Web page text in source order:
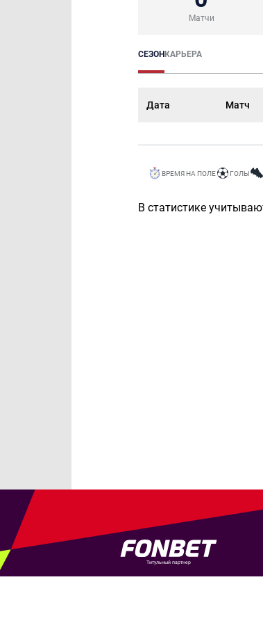
Матчи
СЕЗОНКАРЬЕРА
Дата Матч
ВРЕМЯ НА ПОЛЕ ГОЛЫ
В статистике
Титульный партнер